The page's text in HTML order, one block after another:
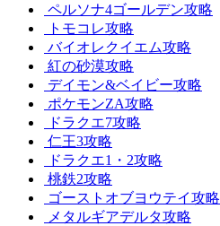
ペルソナ4ゴールデン攻略
トモコレ攻略
バイオレクイエム攻略
紅の砂漠攻略
デイモン&ベイビー攻略
ポケモンZA攻略
ドラクエ7攻略
仁王3攻略
ドラクエ1・2攻略
桃鉄2攻略
ゴーストオブヨウテイ攻略
メタルギアデルタ攻略